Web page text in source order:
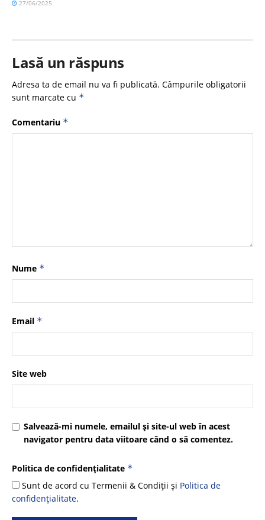
27/06/2025
Lasă un răspuns
Adresa ta de email nu va fi publicată. Câmpurile obligatorii
sunt marcate cu *
Comentariu *
Nume *
Email *
Site web
Salvează-mi numele, emailul și site-ul web în acest
navigator pentru data viitoare când o să comentez.
Politica de confidențialitate *
Sunt de acord cu Termenii & Condiții și Politica de
confidențialitate.